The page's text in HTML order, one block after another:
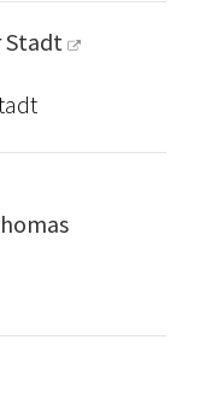
Stadt